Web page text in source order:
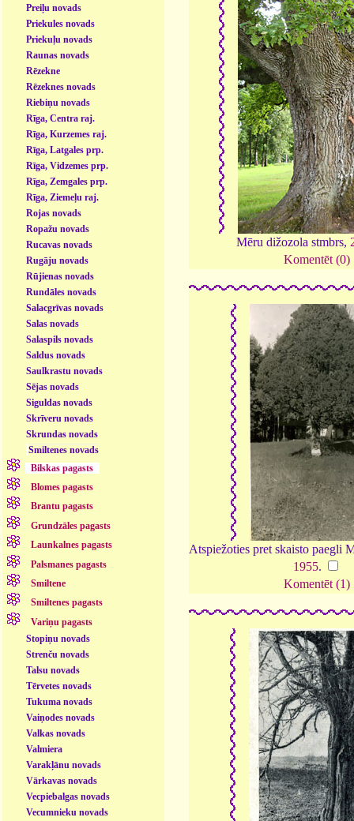
Preiļu novads
Priekules novads
Priekuļu novads
Raunas novads
Rēzekne
Rēzeknes novads
Riebiņu novads
Rīga, Centra raj.
Rīga, Kurzemes raj.
Rīga, Latgales prp.
Rīga, Vidzemes prp.
Rīga, Zemgales prp.
Rīga, Ziemeļu raj.
Rojas novads
Ropažu novads
Rucavas novads
Rugāju novads
Rūjienas novads
Rundāles novads
Salacgrīvas novads
Salas novads
Salaspils novads
Saldus novads
Saulkrastu novads
Sējas novads
Siguldas novads
Skrīveru novads
Skrundas novads
Smiltenes novads
Bilskas pagasts
Blomes pagasts
Brantu pagasts
Grundzāles pagasts
Launkalnes pagasts
Palsmanes pagasts
Smiltene
Smiltenes pagasts
Variņu pagasts
Stopiņu novads
Strenču novads
Talsu novads
Tērvetes novads
Tukuma novads
Vaiņodes novads
Valkas novads
Valmiera
Varakļānu novads
Vārkavas novads
Vecpiebalgas novads
Vecumnieku novads
Mēru dižozola stmbrs,
Komentēt (0)
Atspiežoties pret skaisto paegli
1955.
Komentēt (1)